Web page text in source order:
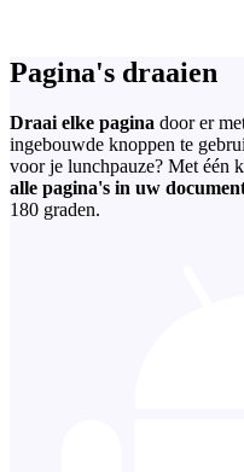
Pagina's draaien
Draai elke pagina door er
ingebouwde knoppen te
voor je lunchpauze? Met één
alle pagina's in uw
180 graden.